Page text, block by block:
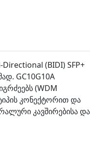
(BIDI) SFP+
GC10G10A
(WDM
კონექტორით და
კავშირებისა და